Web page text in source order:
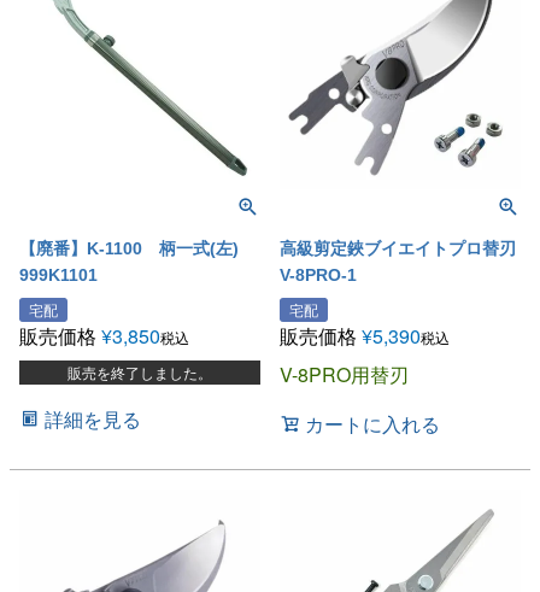
【廃番】K-1100 柄一式(左)
999K1101
宅配
販売価格 ¥3,850税込
販売を終了しました。
詳細を見る
高級剪定鋏ブイエイトプロ替刃
V-8PRO-1
宅配
販売価格 ¥5,390税込
V-8PRO用替刃
カートに入れる